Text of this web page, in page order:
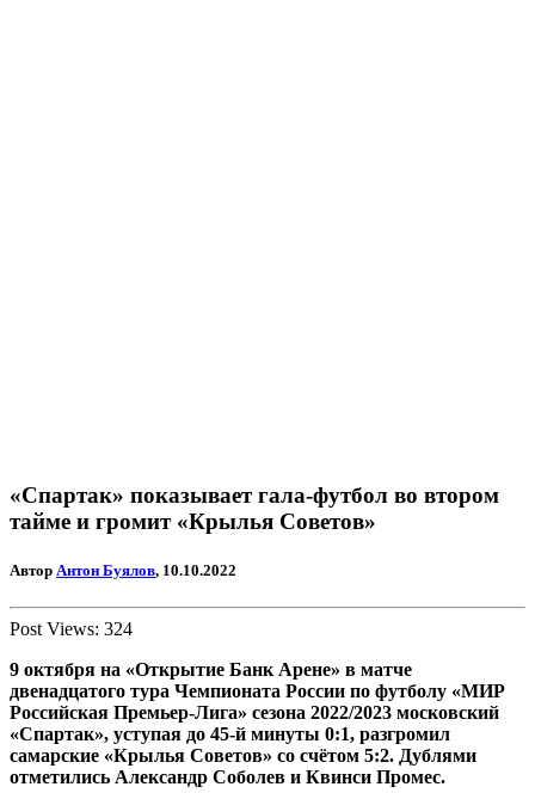
«Спартак» показывает гала-футбол во втором
тайме и громит «Крылья Советов»
Автор Антон Буялов, 10.10.2022
Post Views: 324
9 октября на «Открытие Банк Арене» в матче
двенадцатого тура Чемпионата России по футболу «МИР
Российская Премьер-Лига» сезона 2022/2023 московский
«Спартак», уступая до 45-й минуты 0:1, разгромил
самарские «Крылья Советов» со счётом 5:2. Дублями
отметились Александр Соболев и Квинси Промес.